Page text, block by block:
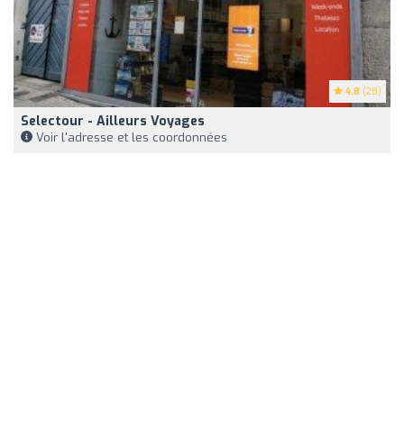
4.8 (28)
Selectour - Ailleurs Voyages
Voir l'adresse et les coordonnées